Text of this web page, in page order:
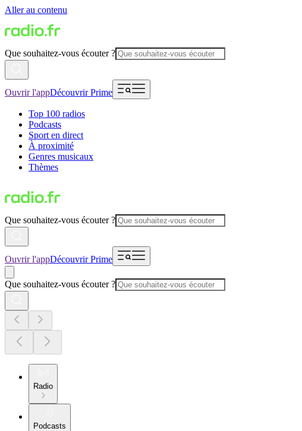
Aller au contenu
Que souhaitez-vous écouter ?
Ouvrir l'appDécouvrir Prime
Top 100 radios
Podcasts
Sport en direct
À proximité
Genres musicaux
Thèmes
Que souhaitez-vous écouter ?
Ouvrir l'appDécouvrir Prime
Que souhaitez-vous écouter ?
Radio
Podcasts